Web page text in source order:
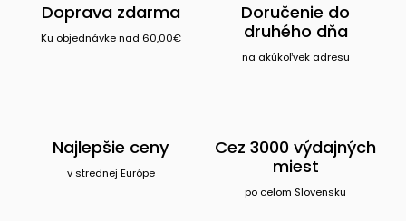
Doprava zdarma
Ku objednávke nad 60,00€
Doručenie do
druhého dňa
na akúkoľvek adresu
Najlepšie ceny
v strednej Európe
Cez 3000 výdajných
miest
po celom Slovensku